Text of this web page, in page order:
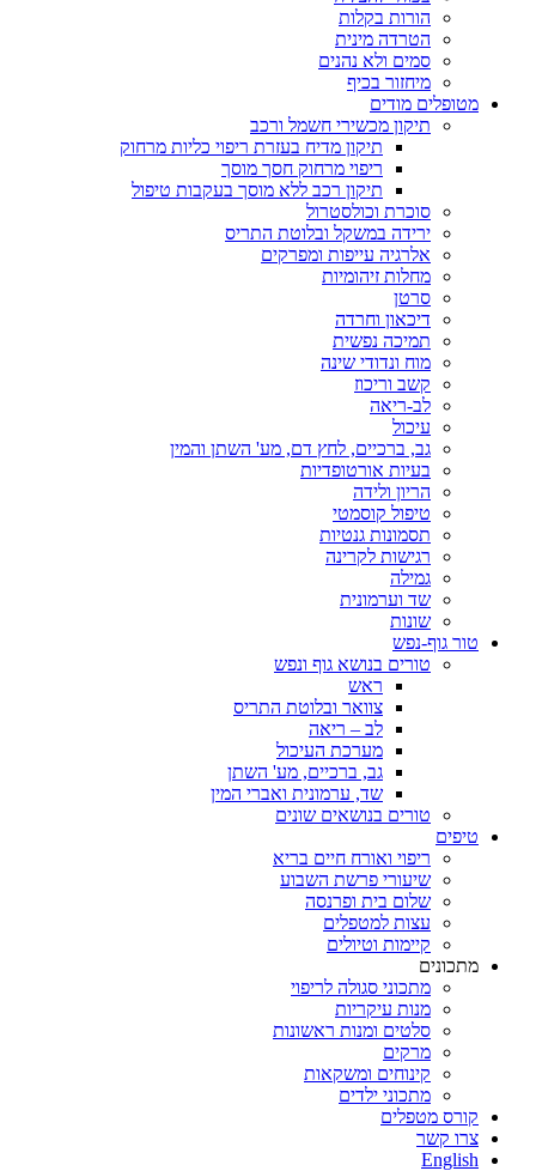
הורות בקלות
הטרדה מינית
סמים ולא נהנים
מיחזור בכיף
מטופלים מודים
תיקון מכשירי חשמל ורכב
תיקון מדיח בעזרת ריפוי כליות מרחוק
ריפוי מרחוק חסך מוסך
תיקון רכב ללא מוסך בעקבות טיפול
סוכרת וכולסטרול
ירידה במשקל ובלוטת התריס
אלרגיה עייפות ומפרקים
מחלות זיהומיות
סרטן
דיכאון וחרדה
תמיכה נפשית
מוח ונדודי שינה
קשב וריכוז
לב-ריאה
עיכול
גב, ברכיים, לחץ דם, מע' השתן והמין
בעיות אורטופדיות
הריון ולידה
טיפול קוסמטי
תסמונות גנטיות
רגישות לקרינה
גמילה
שד וערמונית
שונות
טור גוף-נפש
טורים בנושא גוף ונפש
ראש
צוואר ובלוטת התריס
לב – ריאה
מערכת העיכול
גב, ברכיים, מע' השתן
שד, ערמונית ואברי המין
טורים בנושאים שונים
טיפים
ריפוי ואורח חיים בריא
שיעורי פרשת השבוע
שלום בית ופרנסה
עצות למטפלים
קיימות וטיולים
מתכונים
מתכוני סגולה לריפוי
מנות עיקריות
סלטים ומנות ראשונות
מרקים
קינוחים ומשקאות
מתכוני ילדים
קורס מטפלים
צרו קשר
English